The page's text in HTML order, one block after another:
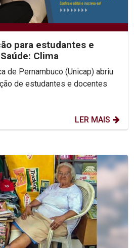
para estudantes e
Clima
de Pernambuco (Unicap) abriu
de estudantes e docentes
LER MAIS